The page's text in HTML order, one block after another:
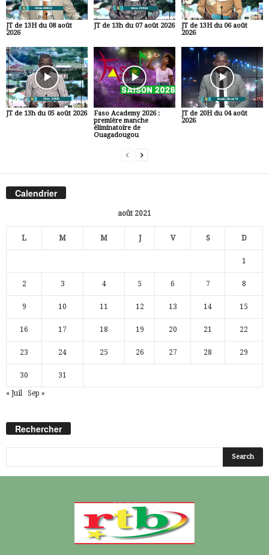
JT de 13H du 08 août
2026
JT de 13h du 07 août 2026
JT de 13H du 06 août
2026
JT de 13h du 05 août 2026
Faso Academy 2026 :
première manche
éliminatoire de
Ouagadougou
JT de 20H du 04 août
2026
Calendrier
août 2021
L M M J V S D
1
2 3 4 5 6 7 8
9 10 11 12 13 14 15
16 17 18 19 20 21 22
23 24 25 26 27 28 29
30 31
« Juil Sep »
Rechercher